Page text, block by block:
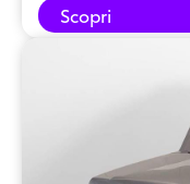
Scopri